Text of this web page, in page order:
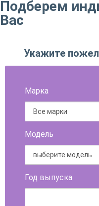
Подберем
Вас
Укажите
Марка
Модель
Год выпуска